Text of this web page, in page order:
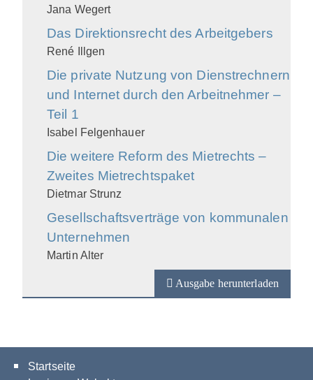
Jana Wegert
Das Direktionsrecht des Arbeitgebers
René Illgen
Die private Nutzung von Dienstrechnern
und Internet durch den Arbeitnehmer –
Teil 1
Isabel Felgenhauer
Die weitere Reform des Mietrechts –
Zweites Mietrechtspaket
Dietmar Strunz
Gesellschaftsverträge von kommunalen
Unternehmen
Martin Alter
Ausgabe herunterladen
Startseite